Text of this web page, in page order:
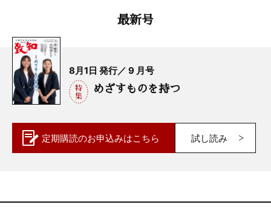
最新号
8月1日 発行／ 9 月号
めざすものを持つ
定期購読のお申込みはこちら 試し読み